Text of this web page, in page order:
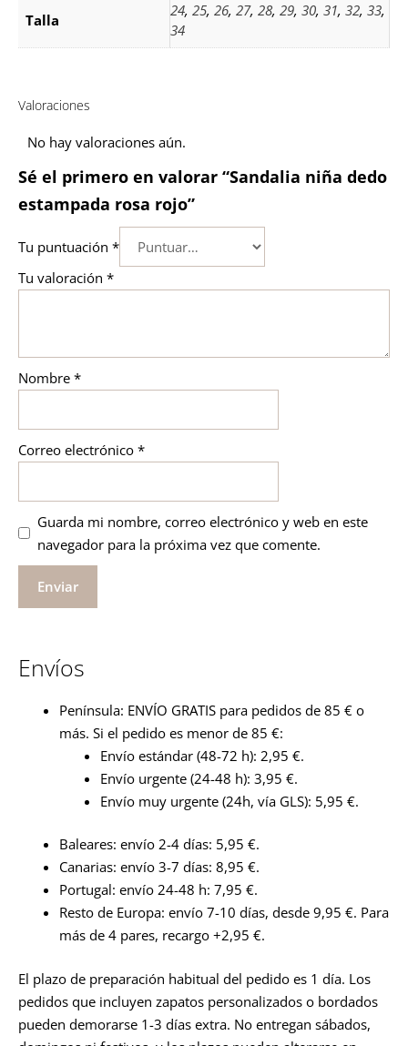
Talla
24, 25, 26, 27, 28, 29, 30, 31, 32, 33,
34
Valoraciones
No hay valoraciones aún.
Sé el primero en valorar “Sandalia niña dedo
estampada rosa rojo”
Tu puntuación *
Tu valoración *
Nombre *
Correo electrónico *
Guarda mi nombre, correo electrónico y web en este
navegador para la próxima vez que comente.
Envíos
Península: ENVÍO GRATIS para pedidos de 85 € o
más. Si el pedido es menor de 85 €:
Envío estándar (48-72 h): 2,95 €.
Envío urgente (24-48 h): 3,95 €.
Envío muy urgente (24h, vía GLS): 5,95 €.
Baleares: envío 2-4 días: 5,95 €.
Canarias: envío 3-7 días: 8,95 €.
Portugal: envío 24-48 h: 7,95 €.
Resto de Europa: envío 7-10 días, desde 9,95 €. Para
más de 4 pares, recargo +2,95 €.
El plazo de preparación habitual del pedido es 1 día. Los
pedidos que incluyen zapatos personalizados o bordados
pueden demorarse 1-3 días extra. No entregan sábados,